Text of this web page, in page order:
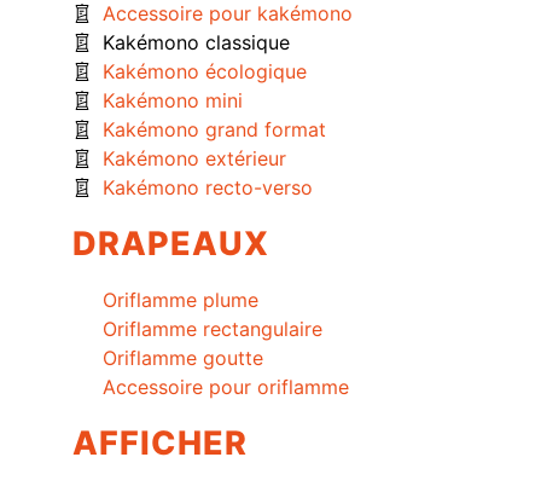
Accessoire pour kakémono
Kakémono classique
Kakémono écologique
Kakémono mini
Kakémono grand format
Kakémono extérieur
Kakémono recto-verso
DRAPEAUX
Oriflamme plume
Oriflamme rectangulaire
Oriflamme goutte
Accessoire pour oriflamme
AFFICHER